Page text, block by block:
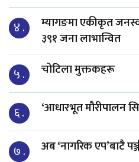
४ .
म्यागङमा एकीकृत
३९१ जना लाभान्वित
५ . चोटिला मुक्तकहरू
६ . ‘आधारभूत मौरीपालन
७ . अब ‘नागरिक एप’बाटै